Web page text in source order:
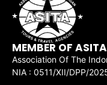
MEMBER OF ASITA
Association Of The
NIA : 0511/XII/DPP/